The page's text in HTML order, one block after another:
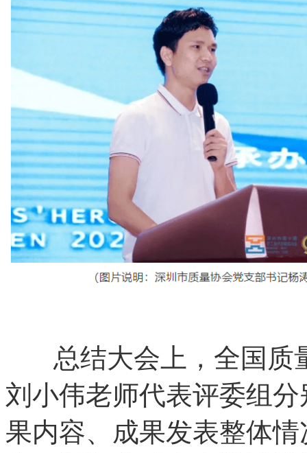
总结大会上，全国质
刘小伟老师代表评委组
果内容、成果发表整体